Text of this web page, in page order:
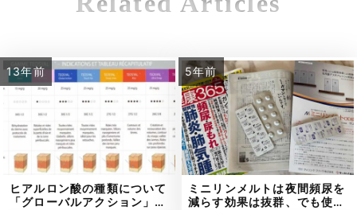
13年前
ヒアルロン酸の種類について
「グローバルアクション」…
5年前
ミニリンメルトは夜間頻尿を
減らす効果は抜群、でも使…